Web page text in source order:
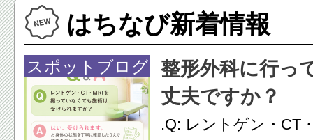
そんな夏の肌ケアに
幹細胞ダーマ鍼✨極
はちなび新着情報
スポットブログ
整形外科に行っ
丈夫ですか？
.Q: レントゲン・CT